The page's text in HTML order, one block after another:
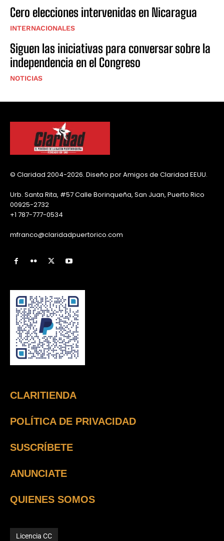
Cero elecciones intervenidas en Nicaragua
INTERNACIONALES
Siguen las iniciativas para conversar sobre la
independencia en el Congreso
NOTICIAS
© Claridad 2004-2026. Diseño por Amigos de Claridad EEUU.
Urb. Santa Rita, #57 Calle Borinqueña, San Juan, Puerto Rico
00925-2732
+1 787-777-0534
mfranco@claridadpuertorico.com
CLARITIENDA
POLÍTICA DE PRIVACIDAD
SUSCRÍBETE
ANUNCIATE
QUIENES SOMOS
Licencia CC